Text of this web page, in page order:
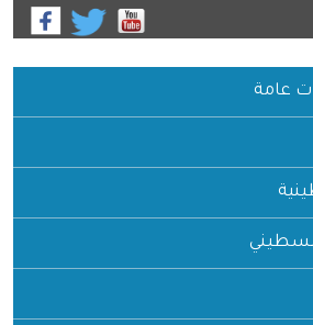
عامة